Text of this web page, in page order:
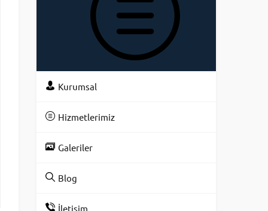
Kurumsal
Hizmetlerimiz
Galeriler
Blog
İletişim